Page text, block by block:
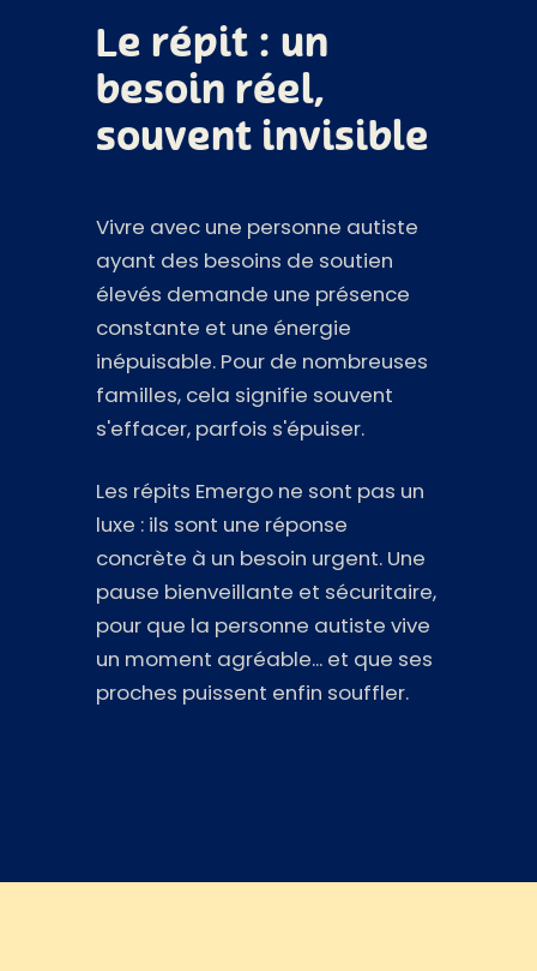
Le répit : un
besoin réel,
souvent invisible
Vivre avec une personne autiste
ayant des besoins de soutien
élevés demande une présence
constante et une énergie
inépuisable. Pour de nombreuses
familles, cela signifie souvent
s'effacer, parfois s'épuiser.
Les répits Emergo ne sont pas un
luxe : ils sont une réponse
concrète à un besoin urgent. Une
pause bienveillante et sécuritaire,
pour que la personne autiste vive
un moment agréable... et que ses
proches puissent enfin souffler.